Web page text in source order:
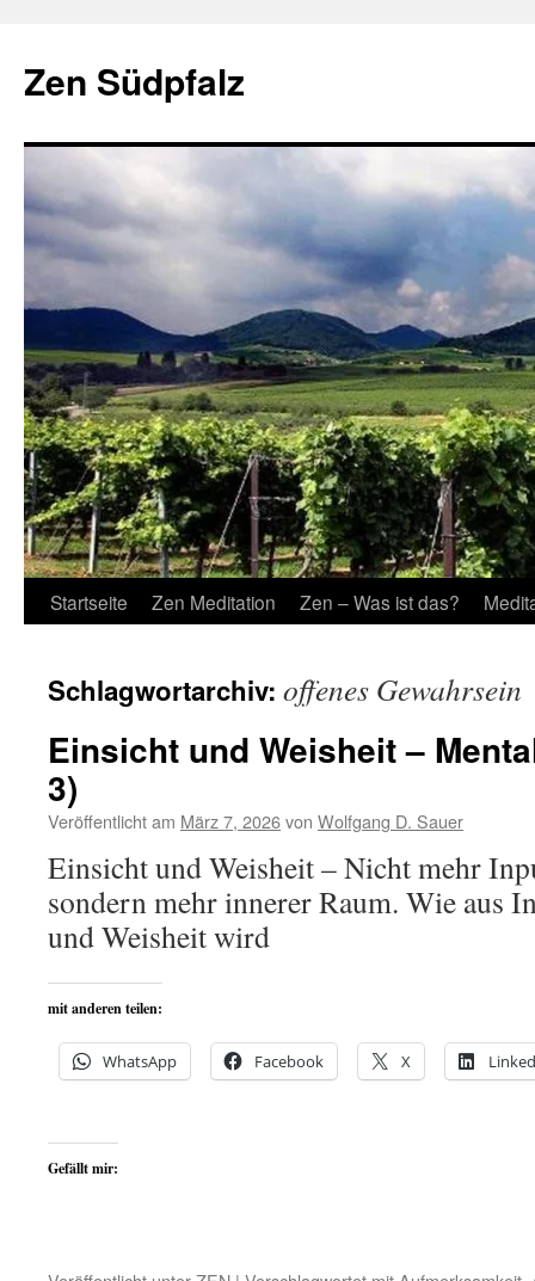
springen
Zen Südpfalz
Startseite Zen Meditation Zen – Was ist das?
Schlagwortarchiv: offenes Gewahrsein
Einsicht und Weisheit –
3)
Veröffentlicht am März 7, 2026von Wolfgang D. Sauer
Einsicht und Weisheit – Nicht mehr
sondern mehr innerer Raum. Wie aus
und Weisheit wird
mit anderen teilen:
WhatsApp Facebook X
Gefällt mir: